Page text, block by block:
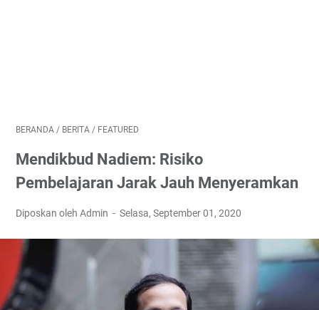
BERANDA / BERITA / FEATURED
Mendikbud Nadiem: Risiko
Pembelajaran Jarak Jauh Menyeramkan
Diposkan oleh Admin Selasa, September 01, 2020